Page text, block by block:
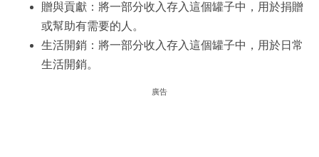
贈與貢獻：將一部分收入存入這個罐子中，用於捐贈
或幫助有需要的人。
生活開銷：將一部分收入存入這個罐子中，用於日常
生活開銷。
廣告